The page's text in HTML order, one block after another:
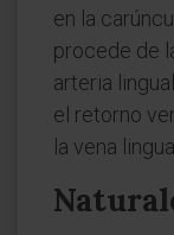
en la
procede de
arteria
el retorno
la vena lingual.